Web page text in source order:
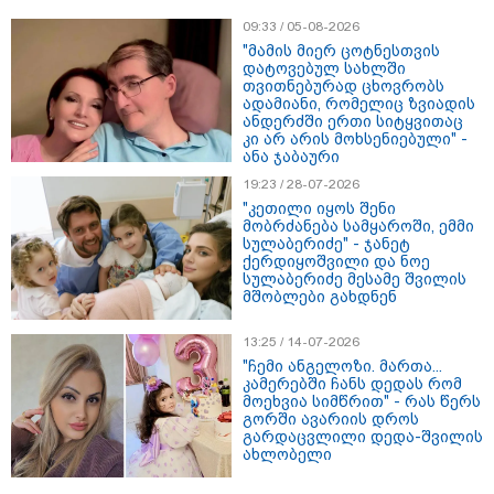
მამიდის ემოციურ მონათხრობს
აქვეყნებს
09:50 / 07-08-2026
გამოქვეყნდა SpaceX-ის
რაკეტის ფრაგმენტის
მთვარესთან შეჯახების
ამსახველი კადრები -
ორბიტალურმა აპარატმა
მთვარის ზედაპირი შეჯახებამდე
და შეჯახების შემდეგ გადაიღო
10:45 / 07-08-2026
"აშშ კვლავაც ღრმად
შეშფოთებულია რუსეთის მიერ
საქართველოს ტერიტორიის
განგრძობადი ოკუპაციით" -
აშშ-ის საელჩო
17:12 / 07-08-2026
ორთოდონტია – რატომ უნდა
უმკურნალოთ თანკბილვის
დარღვევებს დროულად?
09:33 / 05-08-2026
"მამის მიერ ცოტნესთვის
დატოვებულ სახლში
თვითნებურად ცხოვრობს
ადამიანი, რომელიც ზვიადის
ანდერძში ერთი სიტყვითაც
კი არ არის მოხსენიებული" -
ანა ჯაბაური
19:23 / 28-07-2026
"კეთილი იყოს შენი
მობრძანება სამყაროში, ემმი
სულაბერიძე" - ჯანეტ
ქერდიყოშვილი და ნოე
სულაბერიძე მესამე შვილის
მშობლები გახდნენ
13:25 / 14-07-2026
"ჩემი ანგელოზი. მართა...
კამერებში ჩანს დედას რომ
მოეხვია სიმწრით" - რას წერს
გორში ავარიის დროს
გარდაცვლილი დედა-შვილის
ახლობელი